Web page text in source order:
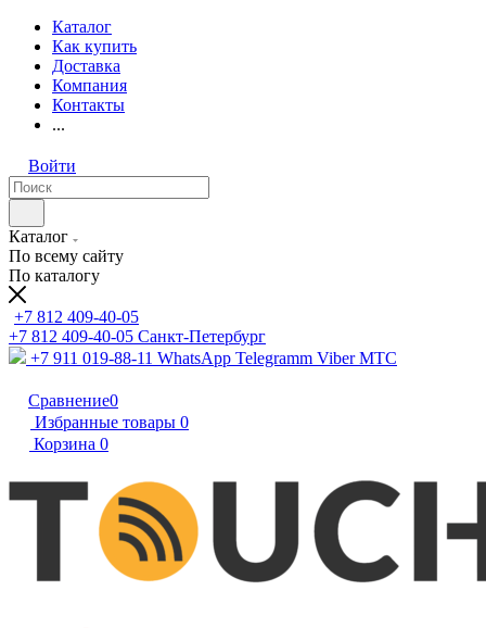
Каталог
Как купить
Доставка
Компания
Контакты
...
Войти
Каталог
По всему сайту
По каталогу
+7 812 409-40-05
+7 812 409-40-05 Санĸт-Петербург
+7 911 019-88-11 WhatsApp Telegramm Viber МТС
Сравнение0
Избранные товары 0
Корзина 0